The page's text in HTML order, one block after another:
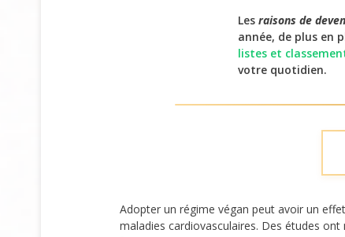
Les raisons de
année, de plus en
listes et
votre quotidien.
Adopter un régime végan peut avoir un
maladies cardiovasculaires. Des études